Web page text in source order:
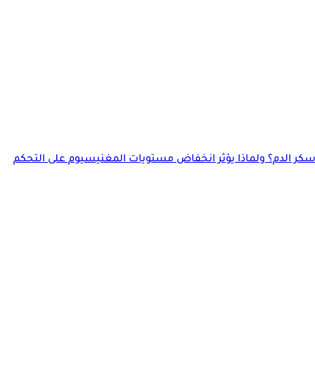
الدم؟ ولماذا يؤثر انخفاض مستويات المغنيسيوم على التحكم